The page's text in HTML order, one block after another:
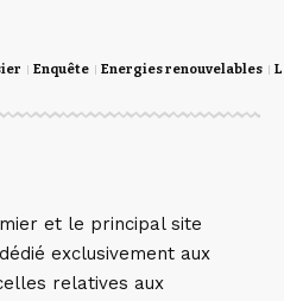
Enquête Energies renouvelables
et le principal site
exclusivement aux
relatives aux